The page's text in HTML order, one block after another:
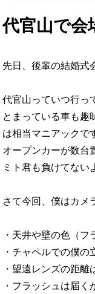
代官山で会
先日、後輩の結婚式
代官山っていつ行っ
とまっている車も趣
は相当マニアックで
オープンカーが数台
ミト君も負けてない
さて今回、僕はカメ
・天井や壁の色（フ
・チャペルでの僕
・望遠レンズの距離
・フラッシュは届く